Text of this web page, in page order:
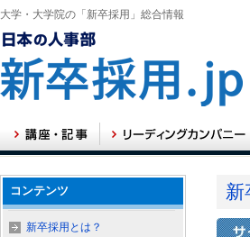
大学・大学院の「新卒採用」総合情報
新
コンテンツ
新卒採用とは？